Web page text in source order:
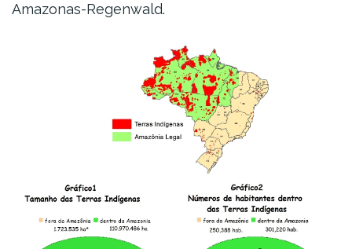
Amazonas-Regenwald.